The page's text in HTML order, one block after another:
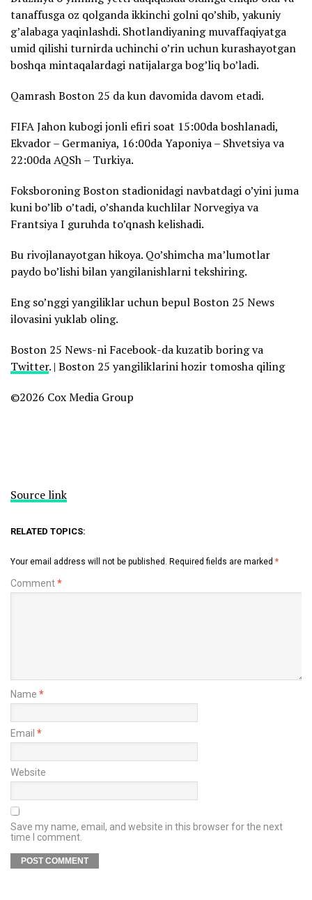
tanaffusga oz qolganda ikkinchi golni qo’shib, yakuniy
g’alabaga yaqinlashdi. Shotlandiyaning muvaffaqiyatga
umid qilishi turnirda uchinchi o’rin uchun kurashayotgan
boshqa mintaqalardagi natijalarga bog’liq bo’ladi.
Qamrash Boston 25 da kun davomida davom etadi.
FIFA Jahon kubogi jonli efiri soat 15:00da boshlanadi,
Ekvador – Germaniya, 16:00da Yaponiya – Shvetsiya va
22:00da AQSh – Turkiya.
Foksboroning Boston stadionidagi navbatdagi o’yini juma
kuni bo’lib o’tadi, o’shanda kuchlilar Norvegiya va
Frantsiya I guruhda to’qnash kelishadi.
Bu rivojlanayotgan hikoya. Qo’shimcha ma’lumotlar
paydo bo’lishi bilan yangilanishlarni tekshiring.
Eng so’nggi yangiliklar uchun bepul Boston 25 News
ilovasini yuklab oling.
Boston 25 News-ni Facebook-da kuzatib boring va
Twitter. | Boston 25 yangiliklarini hozir tomosha qiling
©2026 Cox Media Group
Source link
RELATED TOPICS:
Your email address will not be published. Required fields are marked *
Comment*
Name *
Email *
Website
Save my name, email, and website in this browser for the next
time I comment.